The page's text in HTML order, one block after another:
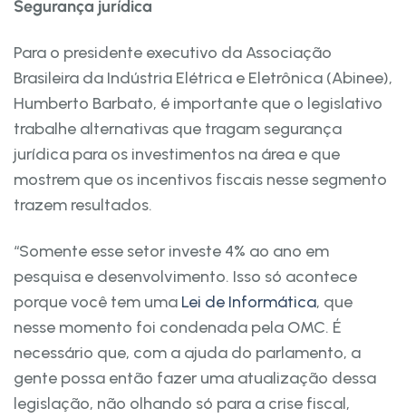
Segurança jurídica
Para o presidente executivo da Associação
Brasileira da Indústria Elétrica e Eletrônica (Abinee),
Humberto Barbato, é importante que o legislativo
trabalhe alternativas que tragam segurança
jurídica para os investimentos na área e que
mostrem que os incentivos fiscais nesse segmento
trazem resultados.
“Somente esse setor investe 4% ao ano em
pesquisa e desenvolvimento. Isso só acontece
porque você tem uma Lei de Informática, que
nesse momento foi condenada pela OMC. É
necessário que, com a ajuda do parlamento, a
gente possa então fazer uma atualização dessa
legislação, não olhando só para a crise fiscal,